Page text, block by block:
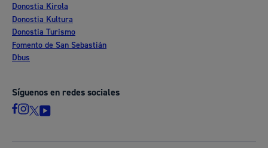
Donostia Kirola
Donostia Kultura
Donostia Turismo
Fomento de San Sebastián
Dbus
Síguenos en redes sociales